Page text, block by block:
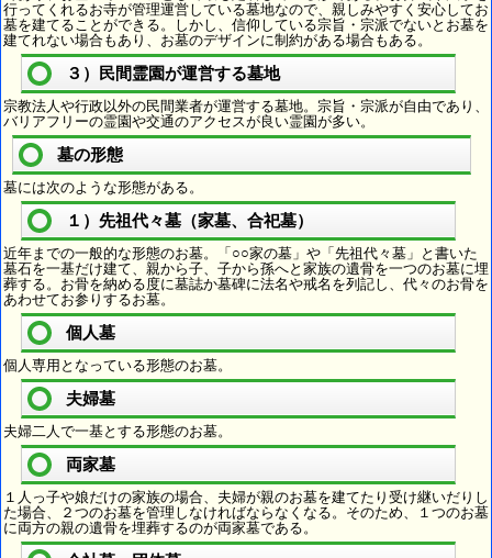
行ってくれるお寺が管理運営している墓地なので、親しみやすく安心してお
墓を建てることができる。しかし、信仰している宗旨・宗派でないとお墓を
建てれない場合もあり、お墓のデザインに制約がある場合もある。
３）民間霊園が運営する墓地
宗教法人や行政以外の民間業者が運営する墓地。宗旨・宗派が自由であり、
バリアフリーの霊園や交通のアクセスが良い霊園が多い。
墓の形態
墓には次のような形態がある。
１）先祖代々墓（家墓、合祀墓）
近年までの一般的な形態のお墓。「○○家の墓」や「先祖代々墓」と書いた
墓石を一基だけ建て、親から子、子から孫へと家族の遺骨を一つのお墓に埋
葬する。お骨を納める度に墓誌か墓碑に法名や戒名を列記し、代々のお骨を
あわせてお参りするお墓。
個人墓
個人専用となっている形態のお墓。
夫婦墓
夫婦二人で一基とする形態のお墓。
両家墓
１人っ子や娘だけの家族の場合、夫婦が親のお墓を建てたり受け継いだりし
た場合、２つのお墓を管理しなければならなくなる。そのため、１つのお墓
に両方の親の遺骨を埋葬するのが両家墓である。